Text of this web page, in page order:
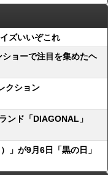
ズいいぞこれ
ショーで注目を集めたヘ
クション
ンド「DIAGONAL」
」が9月6日「黒の日」